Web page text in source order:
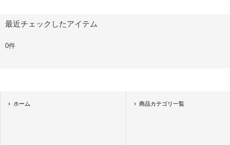
最近チェックしたアイテム
0件
ホーム 商品カテゴリ一覧